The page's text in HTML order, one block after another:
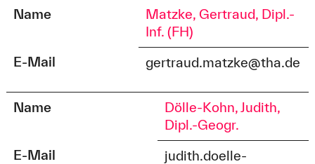
Name
Matzke, Gertraud, Dipl.-
Inf. (FH)
E-Mail
gertraud.matzke@tha.de
Name
Dölle-Kohn, Judith,
Dipl.-Geogr.
E-Mail
judith.doelle-